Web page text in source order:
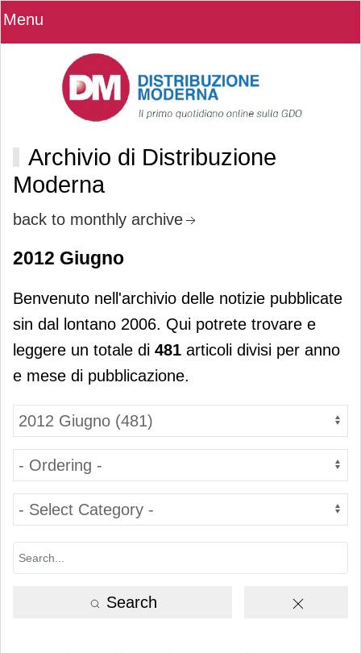
Menu
Archivio di Distribuzione
Moderna
back to monthly archive
2012 Giugno
Benvenuto nell'archivio delle notizie pubblicate
sin dal lontano 2006. Qui potrete trovare e
leggere un totale di 481 articoli divisi per anno
e mese di pubblicazione.
Search